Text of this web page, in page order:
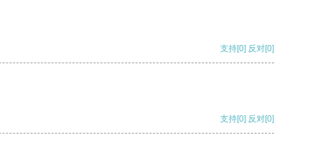
支持[0] 反对[0]
支持[0] 反对[0]